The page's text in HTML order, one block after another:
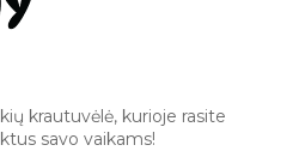
krautuvėlė, kurioje rasite
savo vaikams!